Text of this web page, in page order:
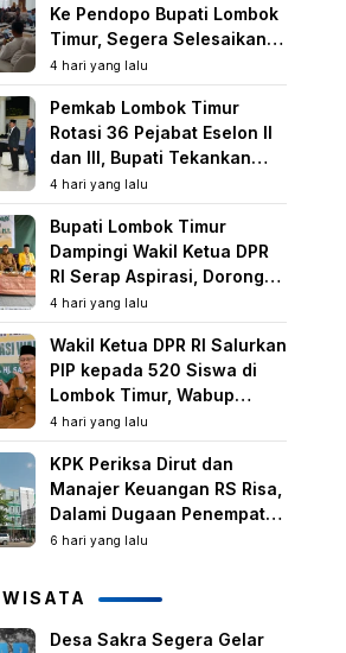
Ke Pendopo Bupati Lombok
Timur, Segera Selesaikan
Konflik Agraria Eks HGU
Tanjung Kenanga
4 hari yang lalu
Pemkab Lombok Timur
Rotasi 36 Pejabat Eselon II
dan III, Bupati Tekankan
Peningkatan Kinerja dan
Pelayanan Publik
4 hari yang lalu
Bupati Lombok Timur
Dampingi Wakil Ketua DPR
RI Serap Aspirasi, Dorong
Program Strategis untuk
Kesejahteraan Masyarakat
4 hari yang lalu
Wakil Ketua DPR RI Salurkan
PIP kepada 520 Siswa di
Lombok Timur, Wabup
Tekankan Pentingnya
Pendidikan dan
Pencegahan Perkawinan
Anak
4 hari yang lalu
KPK Periksa Dirut dan
Manajer Keuangan RS Risa,
Dalami Dugaan Penempatan
Dana Rp2,25 Miliar oleh
6 hari yang lalu
Desa Sakra Segera Gelar